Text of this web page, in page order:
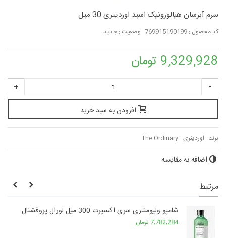
سرم آبرسان هیالورونیک اسید اوردینری 30 میل
کد محصول : 769915190199 وضعیت : جدید
9,329,928 تومان
-
+
افزودن به سبد خرید
برند : اوردینری - The Ordinary
اضافه به مقایسه
مرتبط
شامپو ولیومنتری سری اکسپرت 300 میل لورال پروفشنال
7,782,284 تومان